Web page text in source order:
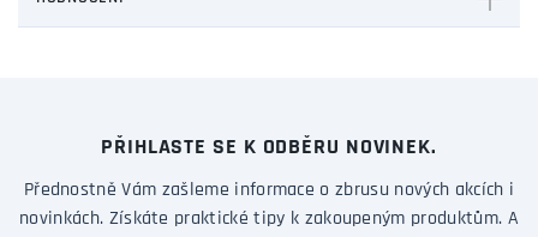
PŘIHLASTE SE K ODBĚRU NOVINEK.
Přednostně Vám zašleme informace o zbrusu nových akcích i
novinkách. Získáte praktické tipy k zakoupeným produktům. A